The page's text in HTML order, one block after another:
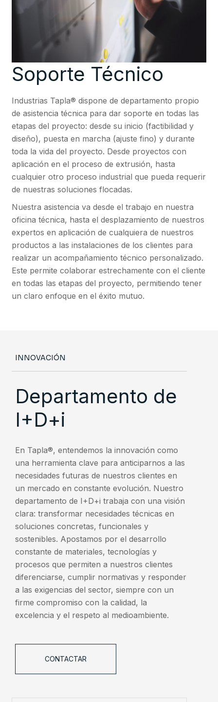
Soporte Técnico
Industrias Tapla® dispone de departamento propio
de asistencia técnica para dar soporte en todas las
etapas del proyecto: desde su inicio (factibilidad y
diseño), puesta en marcha (ajuste fino) y durante
toda la vida del proyecto. Desde proyectos con
aplicación en el proceso de extrusión, hasta
cualquier otro proceso industrial que pueda requerir
de nuestras soluciones flocadas.
Nuestra asistencia va desde el trabajo en nuestra
oficina técnica, hasta el desplazamiento de nuestros
expertos en aplicación de cualquiera de nuestros
productos a las instalaciones de los clientes para
realizar un acompañamiento técnico personalizado.
Este permite colaborar estrechamente con el cliente
en todas las etapas del proyecto, permitiendo tener
un claro enfoque en el éxito mutuo.
INNOVACIÓN
Departamento de
I+D+i
En Tapla®, entendemos la innovación como
una herramienta clave para anticiparnos a las
necesidades futuras de nuestros clientes en
un mercado en constante evolución. Nuestro
departamento de I+D+i trabaja con una visión
clara: transformar necesidades técnicas en
soluciones concretas, funcionales y
sostenibles. Apostamos por el desarrollo
constante de materiales, tecnologías y
procesos que permiten a nuestros clientes
diferenciarse, cumplir normativas y responder
a las exigencias del sector, siempre con un
firme compromiso con la calidad, la
excelencia y el respeto al medioambiente.
CONTACTAR